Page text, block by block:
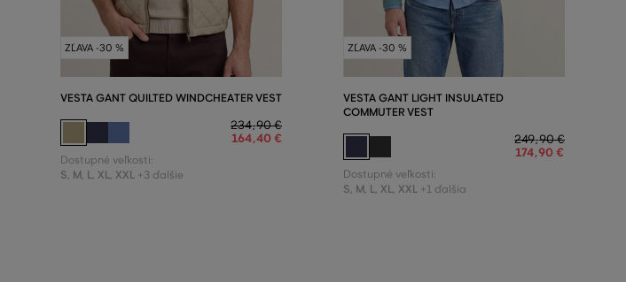
ZĽAVA -30 %
VESTA GANT QUILTED WINDCHEATER VEST
234,90 €
164,40 €
Dostupné veľkosti:
S, M, L, XL, XXL +3 ďalšie
ZĽAVA -30 %
VESTA GANT LIGHT INSULATED
COMMUTER VEST
249,90 €
174,90 €
Dostupné veľkosti:
S, M, L, XL, XXL +1 ďalšia